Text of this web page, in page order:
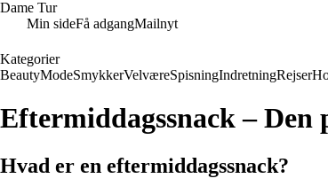
Dame Tur
Min sideFå adgangMailnyt
Kategorier
BeautyModeSmykkerVelværeSpisningIndretningRejser
Eftermiddagssnack –
Hvad er en eftermiddagssnack?